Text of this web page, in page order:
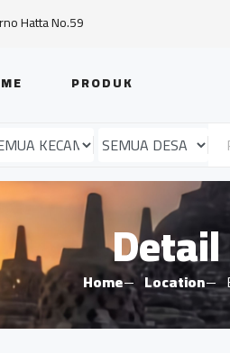
Hatta No.59
PRODUK
Home Location